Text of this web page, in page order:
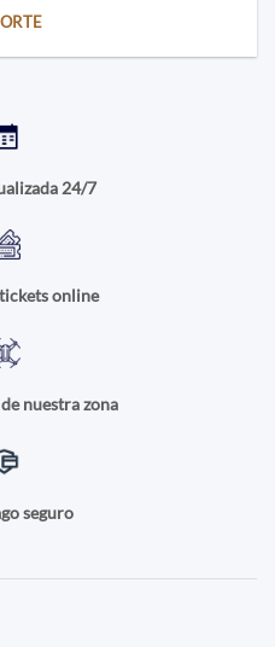
24/7
online
nuestra zona
seguro